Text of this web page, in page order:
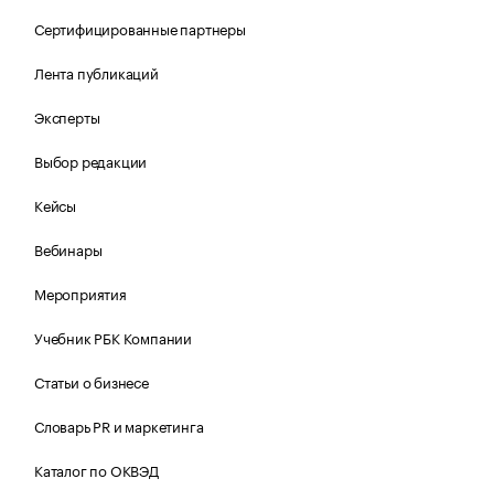
Сертифицированные партнеры
Лента публикаций
Эксперты
Выбор редакции
Кейсы
Вебинары
Мероприятия
Учебник РБК Компании
Статьи о бизнесе
Словарь PR и маркетинга
Каталог по ОКВЭД